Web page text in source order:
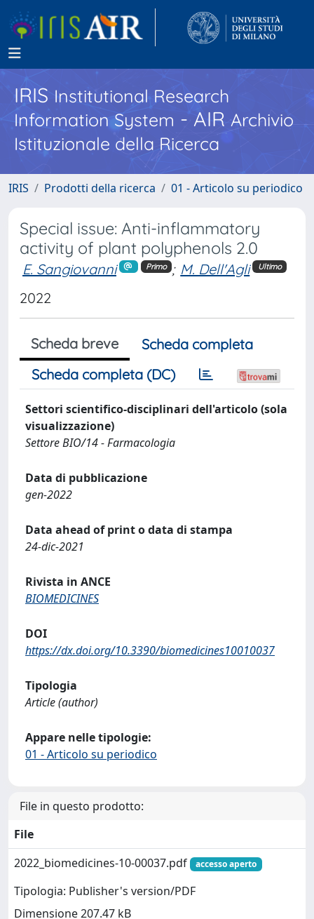
IRISInstitutional Research
Information System - AIR Archivio
Istituzionale della Ricerca
IRIS Prodotti della ricerca 01 - Articolo su periodico
Special issue: Anti-inflammatory
activity of plant polyphenols 2.0
E. Sangiovanni Primo ; M. Dell'Agli Ultimo
2022
Scheda breve
Scheda completa
Scheda completa (DC)
Settori scientifico-disciplinari dell'articolo (sola
visualizzazione)
Settore BIO/14 - Farmacologia
Data di pubblicazione
gen-2022
Data ahead of print o data di stampa
24-dic-2021
Rivista in ANCE
BIOMEDICINES
DOI
https://dx.doi.org/10.3390/biomedicines10010037
Tipologia
Article (author)
Appare nelle tipologie:
01 - Articolo su periodico
File in questo prodotto:
File
2022_biomedicines-10-00037.pdf
accesso aperto
Tipologia: Publisher's version/PDF
Dimensione 207.47 kB